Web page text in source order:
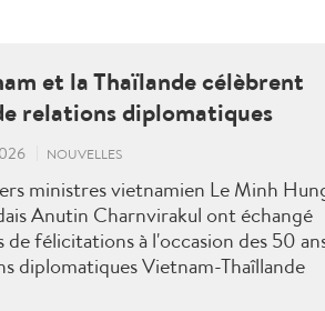
et la Thaïlande célèbrent
relations diplomatiques
NOUVELLES
ministres vietnamien Le Minh
Anutin Charnvirakul ont échangé
de félicitations à l'occasion des 50
diplomatiques Vietnam-Thaîllande